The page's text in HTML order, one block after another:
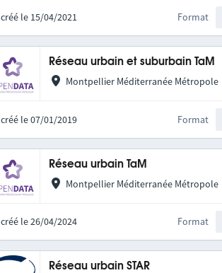
créé le 15/04/2021 Format
Réseau urbain et suburbain TaM
Montpellier Méditerranée Métropole
créé le 07/01/2019 Format
Réseau urbain TaM
Montpellier Méditerranée Métropole
créé le 26/04/2024 Format
Réseau urbain STAR